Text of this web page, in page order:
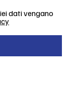
dati vengano